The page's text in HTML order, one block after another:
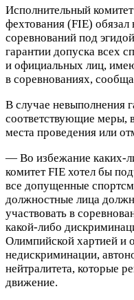
Исполнительный
фехтования (FIE) обязал
соревнований под
гарантии допуска всех
и официальных лиц,
в соревнованиях,
В случае невыполнения
соответствующие меры,
места проведения или
— Во избежание
комитет FIE хотел бы
все допущенные
должностные лица
участвовать в
какой‑либо
Олимпийской хартией и
недискриминации,
нейтралитета, которые
движение.